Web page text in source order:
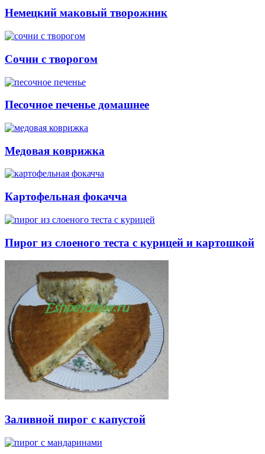
Немецкий маковый творожник
Сочни с творогом
Песочное печенье домашнее
Медовая коврижка
Картофельная фокачча
Пирог из слоеного теста с курицей и картошкой
Заливной пирог с капустой